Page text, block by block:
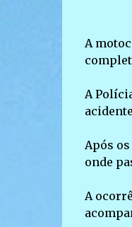
A
A
Após
onde
A